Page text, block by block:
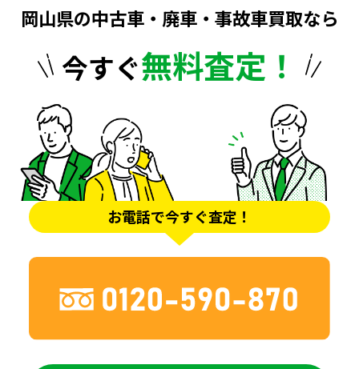
岡山県の中古車・廃車・事故車買取なら
今すぐ無料査定！
お電話で今すぐ査定！